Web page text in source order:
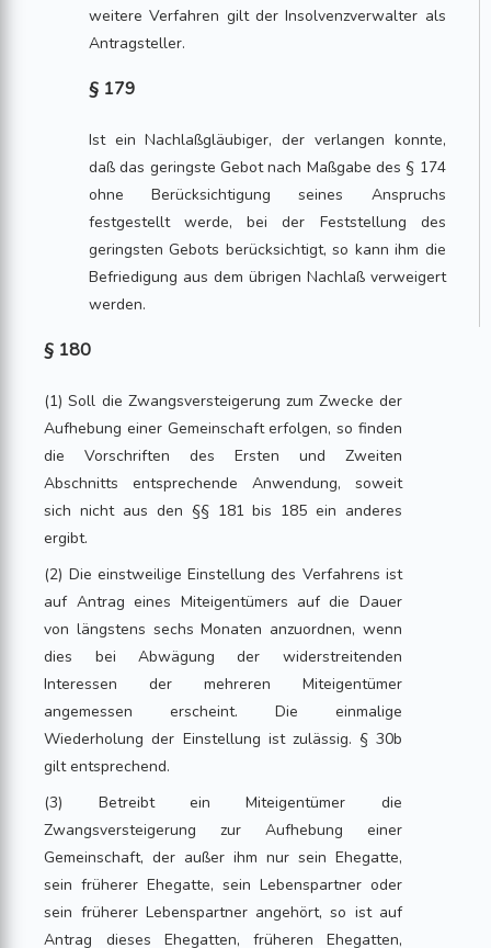
weitere Verfahren gilt der Insolvenzverwalter als
Antragsteller.
§ 179
Ist ein Nachlaßgläubiger, der verlangen konnte,
daß das geringste Gebot nach Maßgabe des § 174
ohne Berücksichtigung seines Anspruchs
festgestellt werde, bei der Feststellung des
geringsten Gebots berücksichtigt, so kann ihm die
Befriedigung aus dem übrigen Nachlaß verweigert
werden.
§ 180
(1) Soll die Zwangsversteigerung zum Zwecke der
Aufhebung einer Gemeinschaft erfolgen, so finden
die Vorschriften des Ersten und Zweiten
Abschnitts entsprechende Anwendung, soweit
sich nicht aus den §§ 181 bis 185 ein anderes
ergibt.
(2) Die einstweilige Einstellung des Verfahrens ist
auf Antrag eines Miteigentümers auf die Dauer
von längstens sechs Monaten anzuordnen, wenn
dies bei Abwägung der widerstreitenden
Interessen der mehreren Miteigentümer
angemessen erscheint. Die einmalige
Wiederholung der Einstellung ist zulässig. § 30b
gilt entsprechend.
(3) Betreibt ein Miteigentümer die
Zwangsversteigerung zur Aufhebung einer
Gemeinschaft, der außer ihm nur sein Ehegatte,
sein früherer Ehegatte, sein Lebenspartner oder
sein früherer Lebenspartner angehört, so ist auf
Antrag dieses Ehegatten, früheren Ehegatten,